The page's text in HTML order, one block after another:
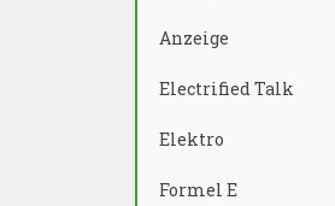
Anzeige
Electrified Talk
Elektro
Formel E